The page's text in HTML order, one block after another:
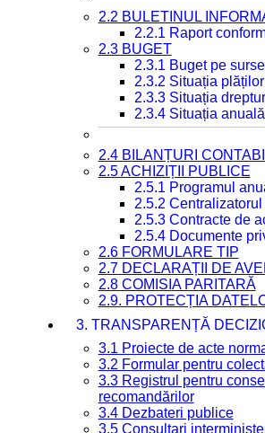
2.2 BULETINUL
2.2.1 Raport
2.3 BUGET
2.3.1 Buget pe
2.3.2 Situația
2.3.3 Situația
2.3.4 Situația
2.4 BILANȚURI
2.5 ACHIZIȚII PUBLICE
2.5.1 Programul
2.5.2
2.5.3 Contracte de
2.5.4 Documente
2.6 FORMULARE TIP
2.7 DECLARAȚII DE
2.8 COMISIA PARITARĂ
2.9. PROTECȚIA
3. TRANSPARENȚĂ
3.1 Proiecte de acte
3.2 Formular pentru
3.3 Registrul pentru
recomandărilor
3.4 Dezbateri publice
3.5 Consultari